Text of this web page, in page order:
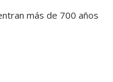
más de 700 años